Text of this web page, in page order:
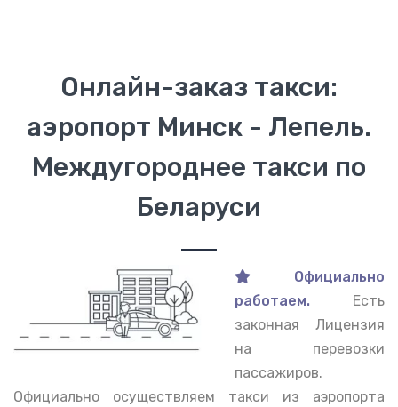
Онлайн-заказ такси:
аэропорт Минск - Лепель.
Междугороднее такси по
Беларуси
Официально
работаем.
Есть
законная Лицензия
на перевозки
пассажиров.
Официально осуществляем такси из аэропорта